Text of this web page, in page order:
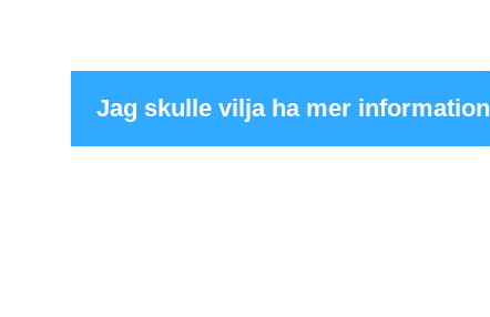
Jag skulle vilja ha mer information